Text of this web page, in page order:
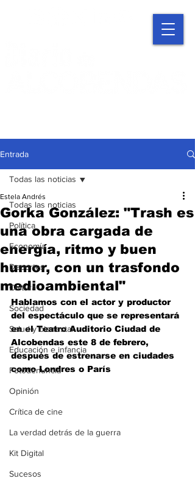
Entrada
Todas las noticias
Política
Economía
Deportes
Cultura
Sociedad
Salud y bienestar
Educación e infancia
Fotodenuncia
Opinión
Crítica de cine
La verdad detrás de la guerra
Kit Digital
Sucesos
Todas las noticias
Gorka González: "Trash es
una obra cargada de
energía, ritmo y buen
humor, con un trasfondo
medioambiental"
Estela Andrés
Hablamos con el actor y productor
del espectáculo que se representará
en el Teatro Auditorio Ciudad de
Alcobendas este 8 de febrero,
después de estrenarse en ciudades
como Londres o París